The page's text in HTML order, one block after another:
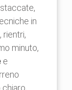
in
rientri,
minuto,
e